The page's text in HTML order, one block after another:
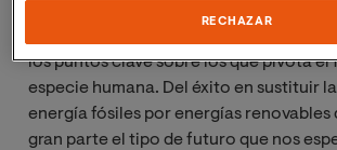
los puntos clave sobre los que pivota el
especie humana. Del éxito en sustituir
energía fósiles por energías renovables
gran parte el tipo de futuro que nos
RECHAZAR